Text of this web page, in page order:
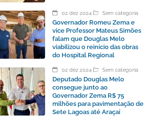
02 dez 2024 Sem categoria
Governador Romeu Zema e
vice Professor Mateus Simões
falam que Douglas Melo
viabilizou o reinício das obras
do Hospital Regional
02 dez 2024 Sem categoria
Deputado Douglas Melo
consegue junto ao
Governador Zema R$ 75
milhões para pavimentação de
Sete Lagoas até Araçaí